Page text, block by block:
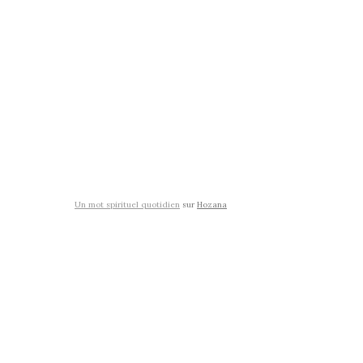
Un mot spirituel quotidien surHozana